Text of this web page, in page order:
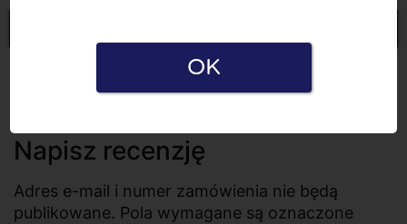
Wszystkie recenzje
Napisz recenzję
Adres e-mail i numer zamówienia nie będą
publikowane. Pola wymagane są oznaczone
OK